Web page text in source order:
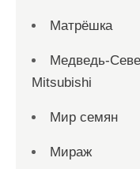
Матрёшка
Медведь-
Mitsubishi
Мир семян
Мираж